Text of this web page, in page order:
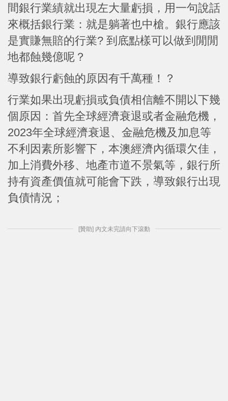
間銀行業績就出現左大量虧損，用一句說話
來概括銀行業：就是躺著也中槍。銀行應該
是實賺無賠的行業? 到底點樣可以做到閒閒
地都蝕幾億呢？
導致銀行虧蝕的原因有千萬種！？
行業如果出現虧損或負債相信離不開以下幾
個原因：首先全球經濟衰退或者金融危機，
2023年全球經濟衰退、金融危機及加息等
不利因素所影響下，本澳經濟內循環欠佳，
加上消費外移、地產市道不景氣等，銀行所
持有資產價值就可能會下跌，導致銀行出現
負債情況；
[贊助] 內文未完請向下滾動